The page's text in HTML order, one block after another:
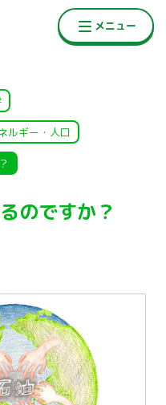
ルギー・人口
のですか？